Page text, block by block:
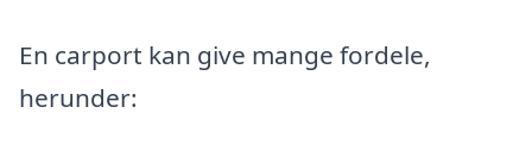
En carport kan give mange fordele,
herunder: